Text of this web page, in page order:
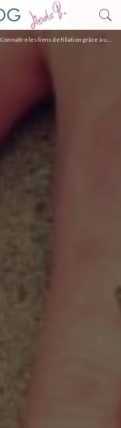
Connaître les liens de filiation grâce à un test ADN